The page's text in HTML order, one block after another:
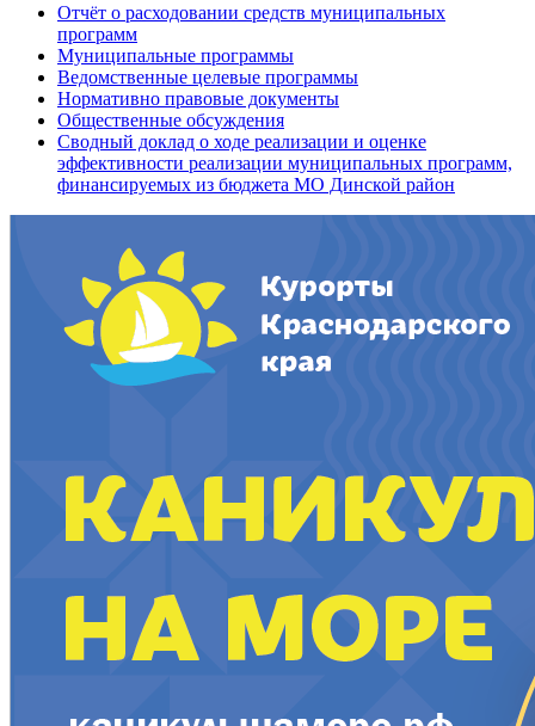
Отчёт о расходовании средств муниципальных
программ
Муниципальные программы
Ведомственные целевые программы
Нормативно правовые документы
Общественные обсуждения
Сводный доклад о ходе реализации и оценке
эффективности реализации муниципальных программ,
финансируемых из бюджета МО Динской район